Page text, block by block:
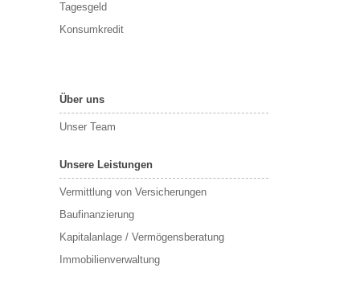
Tagesgeld
Konsumkredit
Über uns
Unser Team
Unsere Leistungen
Vermittlung von Versicherungen
Baufinanzierung
Kapitalanlage / Vermögensberatung
Immobilienverwaltung